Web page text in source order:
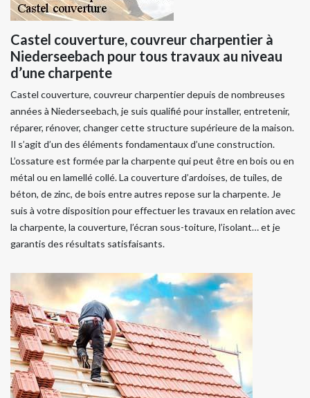
Castel couverture, couvreur charpentier à
Niederseebach pour tous travaux au niveau
d’une charpente
Castel couverture, couvreur charpentier depuis de nombreuses
années à Niederseebach, je suis qualifié pour installer, entretenir,
réparer, rénover, changer cette structure supérieure de la maison.
Il s’agit d’un des éléments fondamentaux d’une construction.
L’ossature est formée par la charpente qui peut être en bois ou en
métal ou en lamellé collé. La couverture d’ardoises, de tuiles, de
béton, de zinc, de bois entre autres repose sur la charpente. Je
suis à votre disposition pour effectuer les travaux en relation avec
la charpente, la couverture, l’écran sous-toiture, l’isolant… et je
garantis des résultats satisfaisants.